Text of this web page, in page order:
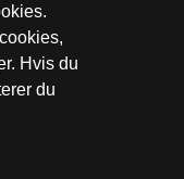
Hvis du
du